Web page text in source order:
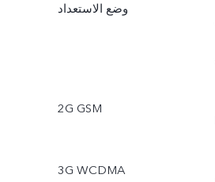
وضع الاستعداد
2G GSM
3G WCDMA